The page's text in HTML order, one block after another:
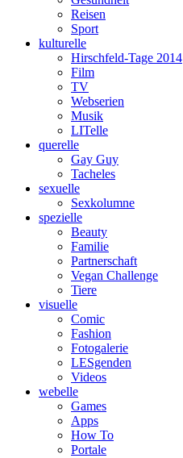
Reisen
Sport
kulturelle
Hirschfeld-Tage 2014
Film
TV
Webserien
Musik
LITelle
querelle
Gay Guy
Tacheles
sexuelle
Sexkolumne
spezielle
Beauty
Familie
Partnerschaft
Vegan Challenge
Tiere
visuelle
Comic
Fashion
Fotogalerie
LESgenden
Videos
webelle
Games
Apps
How To
Portale